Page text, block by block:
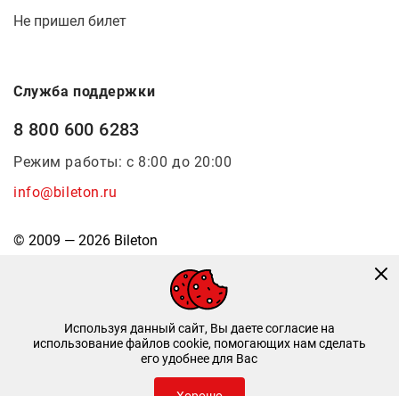
Не пришел билет
Служба поддержки
8 800 600 6283
Режим работы: с 8:00 до 20:00
info@bileton.ru
© 2009 — 2026 Bileton
Инфоматика
—Дизайн и разработка
Используя данный сайт, Вы даете согласие на
использование файлов cookie, помогающих нам сделать
его удобнее для Вас